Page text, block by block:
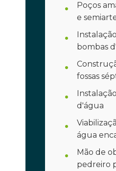
Poços
e
bombas
fossas
d'água
água
Mão de
pedreiro